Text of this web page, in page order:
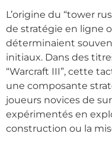
L’origine du “tower
de stratégie en ligne
déterminaient
initiaux. Dans des
“Warcraft III”, cette
une composante
joueurs novices de
expérimentés en
construction ou la